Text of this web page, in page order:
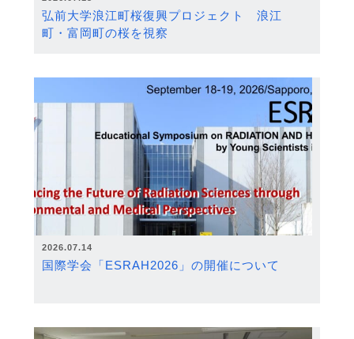
弘前大学浪江町桜復興プロジェクト 浪江
町・富岡町の桜を視察
2026.07.14
国際学会「ESRAH2026」の開催について